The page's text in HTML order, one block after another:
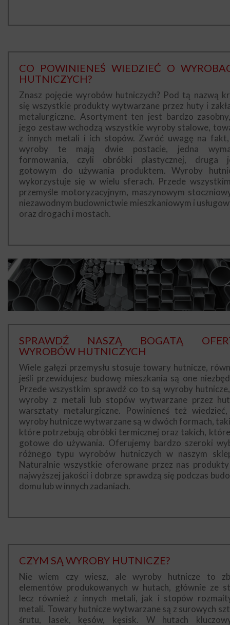
CO POWINIENEŚ WIEDZIEĆ O
HUTNICZYCH?
Znasz pojęcie wyrobów hutniczych? Pod tą nazwą
się wszystkie produkty wytwarzane przez huty i
metalurgiczne. Asortyment ten jest bardzo
jego zestaw wchodzą wszystkie wyroby stalowe,
z innych metali i ich stopów. Zwróć uwagę na
wyroby te mają dwie postacie, jedna
formowania, czyli obróbki plastycznej, druga
gotowym do używania produktem. Wyroby
wykorzystuje się w wielu sferach. Przede
przemyśle motoryzacyjnym, maszynowym
niezawodnym budownictwie mieszkaniowym i
oraz drogach i mostach.
SPRAWDŹ NASZĄ BOGATĄ
WYROBÓW HUTNICZYCH
Wiele gałęzi przemysłu stosuje towary hutnicze,
jeśli przewidujesz budowę mieszkania są one
Przede wszystkim sprawdź co to są wyroby
wyroby z metali lub stopów wytwarzane przez
warsztaty metalurgiczne. Powinieneś też
wyroby hutnicze wytwarzane są w dwóch formach,
które potrzebują obróbki termicznej oraz takich,
gotowe do używania. Oferujemy bardzo szeroki
różnego typu wyrobów hutniczych w naszym
Naturalnie wszystkie oferowane przez nas
najwyższej jakości i dobrze sprawdzą się podczas
domu lub w innych zadaniach.
CZYM SĄ WYROBY HUTNICZE?
Nie wiem czy wiesz, ale wyroby hutnicze to
elementów produkowanych w hutach, głównie ze
lecz również z innych metali, jak i stopów
metali. Towary hutnicze wytwarzane są z surowych
śrutu, lasek, kęsów, kęsisk. W hutach